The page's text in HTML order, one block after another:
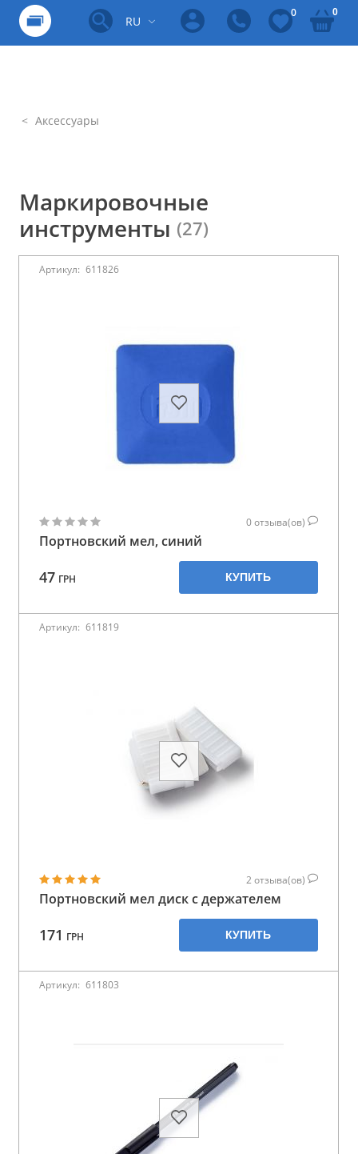
RU
0 0
Аксессуары
Маркировочные
инструменты (27)
Артикул: 611826
0отзыва(ов)
Портновский мел, синий
47 ГРН КУПИТЬ
Артикул: 611819
2 отзыва(ов)
Портновский мел диск с держателем
171 ГРН КУПИТЬ
Артикул: 611803